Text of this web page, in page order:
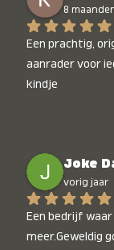
8
Een prachtig,
aanrader voor
kindje
Joke
vorig jaar
Een bedrijf
meer.Geweldig